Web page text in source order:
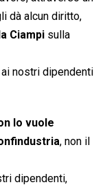
dà alcun diritto,
Ciampi sulla
ai nostri dipendenti
lo vuole
, non il
dipendenti,